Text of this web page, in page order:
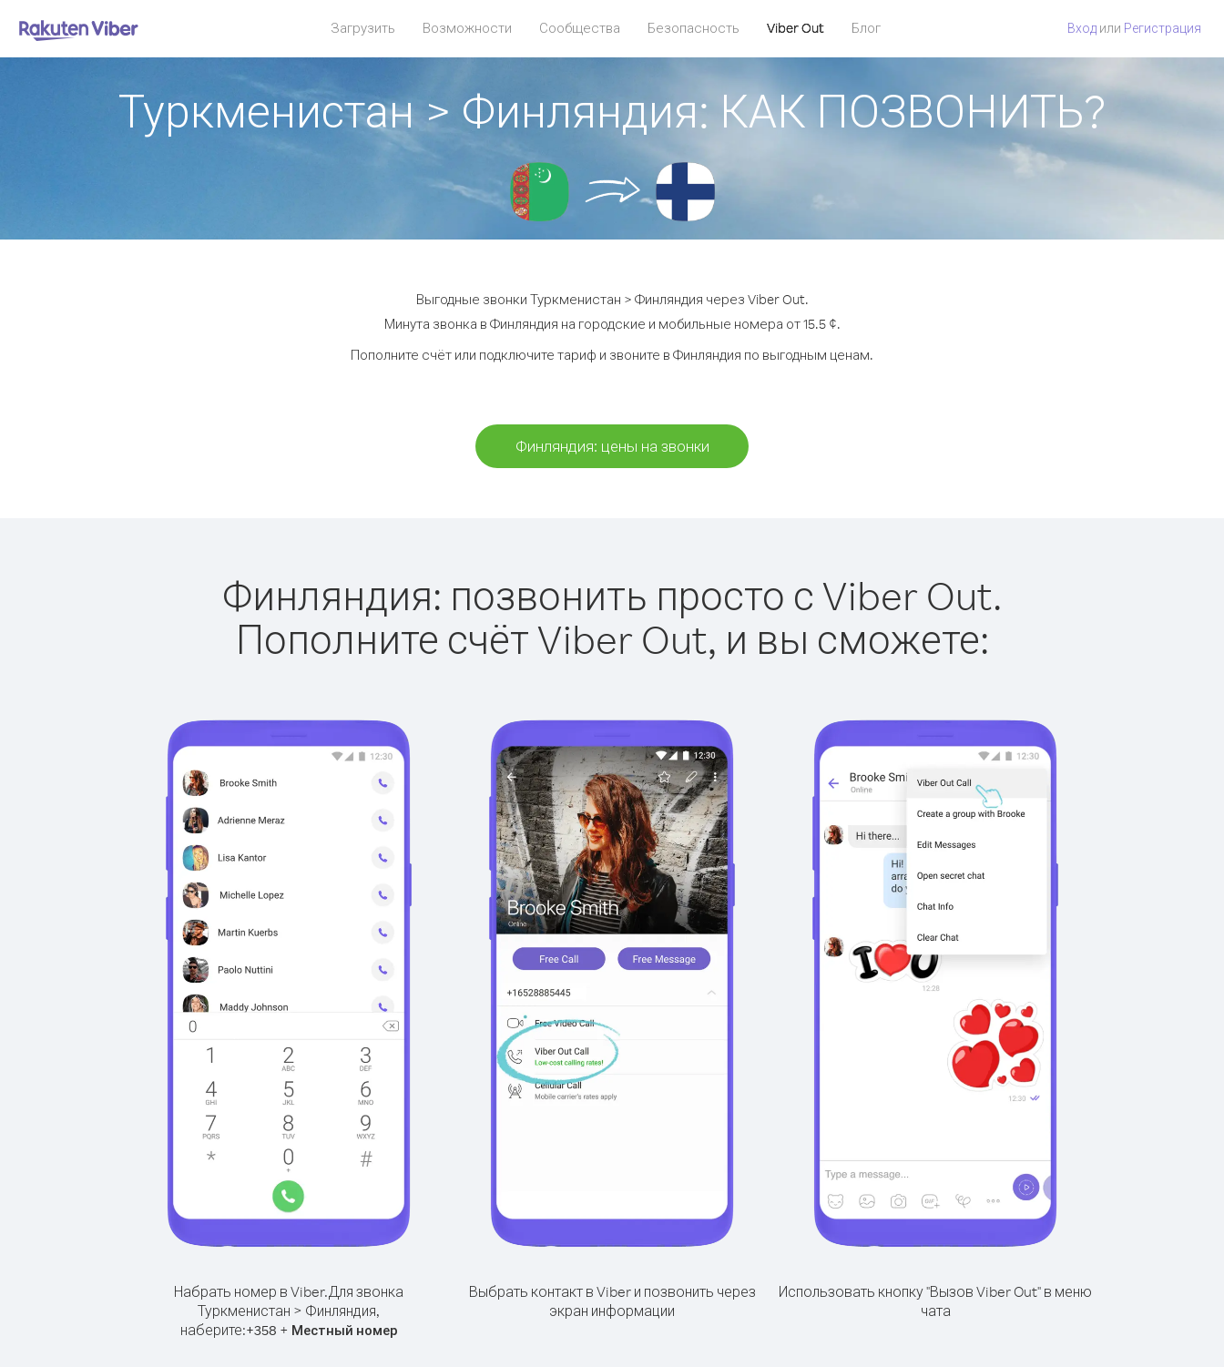
Загрузить Возможности Сообщества Безопасность Viber Out Блог Вход или Регистрация
Туркменистан > Финляндия: КАК ПОЗВОНИТЬ?
Выгодные звонки Туркменистан > Финляндия через Viber Out.
Минута звонка в Финляндия на городские и мобильные номера от 15.5 ¢.
Пополните счёт или подключите тариф и звоните в Финляндия по выгодным ценам.
Финляндия: цены на звонки
Финляндия: позвонить просто с Viber Out.
Пополните счёт Viber Out, и вы сможете:
Набрать номер в Viber.Для звонка
Туркменистан > Финляндия,
наберите:+358 + Местный номер
Выбрать контакт в Viber и позвонить через
экран информации
Использовать кнопку "Вызов Viber Out" в меню
чата